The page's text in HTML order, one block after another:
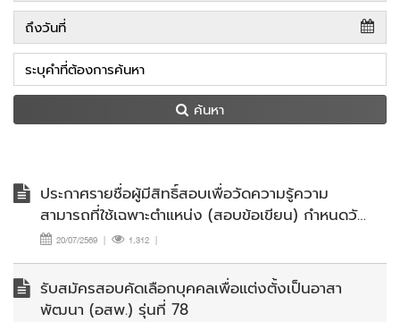
ค้นหา
ประกาศรายชื่อผู้มีสิทธิ์สอบเพื่อวัดความรู้ความ
สามารถที่ใช้เฉพาะตำแหน่ง (สอบข้อเขียน) กำหนดวัน
เวลา สถานที่สอบ และระเบียบเกี่ยวกับการสอบเพื่อ
วัดความรู้ความสามารถที่ใช้เฉพาะตำแหน่ง (สอบข้อ
เขียน) ในการสอบคัดเลือกบุคคลเพื่อแต่งตั้งเป็นอาสา
พัฒนา (อสพ.) รุ่นที่ 78
20/07/2569 | 1,312 |
รับสมัครสอบคัดเลือกบุคคลเพื่อแต่งตั้งเป็นอาสา
พัฒนา (อสพ.) รุ่นที่ 78